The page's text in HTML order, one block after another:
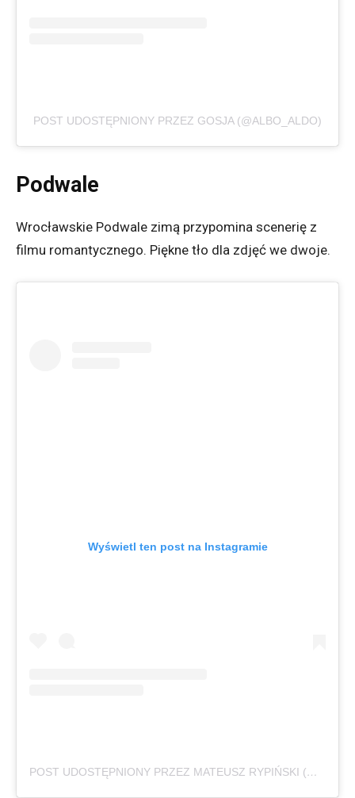
POST UDOSTĘPNIONY PRZEZ GOSJA (@ALBO_ALDO)
Podwale
Wrocławskie Podwale zimą przypomina scenerię z
filmu romantycznego. Piękne tło dla zdjęć we dwoje.
Wyświetl ten post na Instagramie
POST UDOSTĘPNIONY PRZEZ MATEUSZ RYPIŃSKI (@MATEUSZ_RYPINSKI)